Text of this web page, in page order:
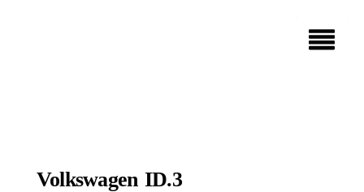
Ersatzteile & Zubehör
Offene Stellen
Volkswagen ID.3